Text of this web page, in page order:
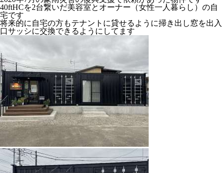
40ftHCを2台繋いだ美容室とオーナー（女性一人暮らし）の自
宅です
将来的に自宅の方もテナントに貸せるように掃き出し窓を出入
口サッシに交換できるようにしてます